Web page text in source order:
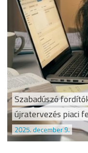
Szabadúszó
újratervezés piaci
2025. december 9.